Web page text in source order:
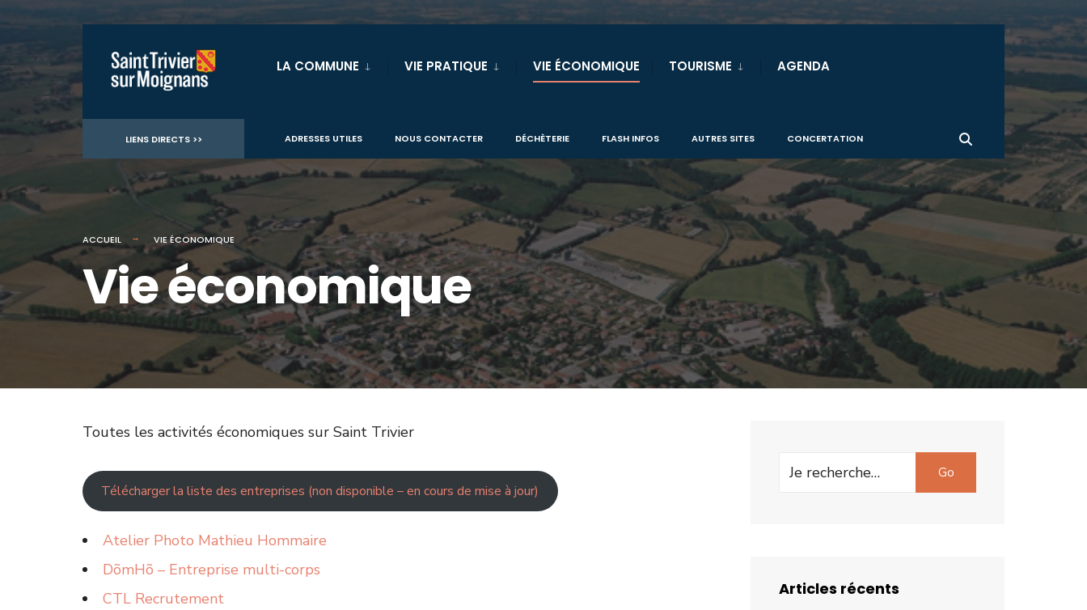
contenu
LA COMMUNE VIE PRATIQUE VIE ÉCONOMIQUE TOURISME AGENDA
LIENS DIRECTS >> ADRESSES UTILES NOUS CONTACTER DÉCHÈTERIE FLASH INFOS AUTRES SITES CONCERTATION
ACCUEIL VIE ÉCONOMIQUE
Vie économique
Toutes les activités économiques sur Saint Trivier
Télécharger la liste des entreprises (non disponible – en cours de mise à jour)
Atelier Photo Mathieu Hommaire
DõmHõ – Entreprise multi-corps
CTL Recrutement
Search
Go
Articles récents